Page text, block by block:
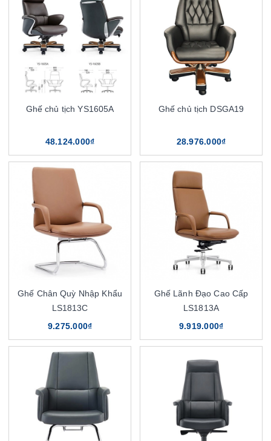
Ghế chủ tịch YS1605A
48.124.000₫
Ghế chủ tịch DSGA19
28.976.000₫
Ghế Chân Quỳ Nhập Khẩu
LS1813C
9.275.000₫
Ghế Lãnh Đạo Cao Cấp
LS1813A
9.919.000₫